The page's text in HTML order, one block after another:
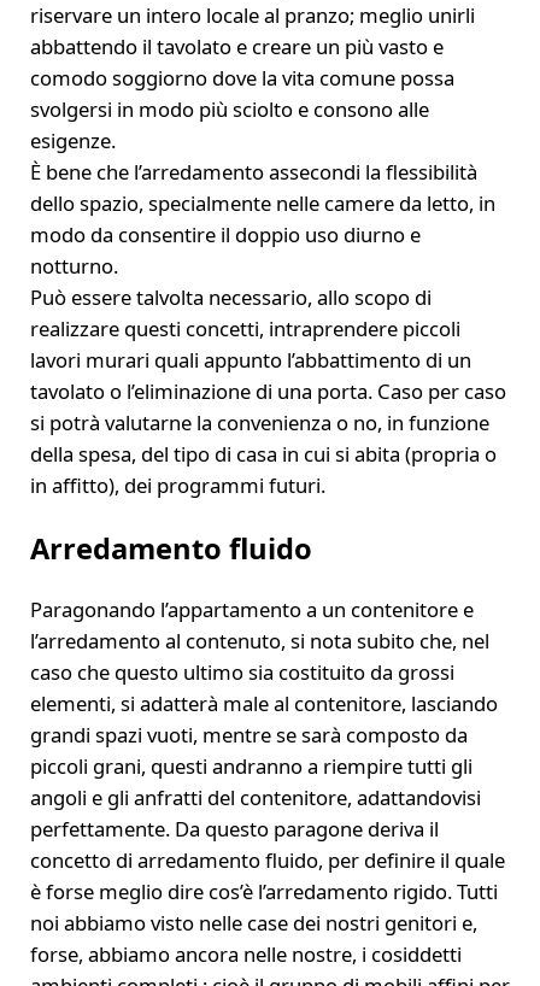
riservare un intero locale al pranzo; meglio unirli
abbattendo il tavolato e creare un più vasto e
comodo soggiorno dove la vita comune possa
svolgersi in modo più sciolto e consono alle
esigenze.
È bene che l’arredamento assecondi la flessibilità
dello spazio, specialmente nelle camere da letto, in
modo da consentire il doppio uso diurno e
notturno.
Può essere talvolta necessario, allo scopo di
realizzare questi concetti, intraprendere piccoli
lavori murari quali appunto l’abbattimento di un
tavolato o l’eliminazione di una porta. Caso per caso
si potrà valutarne la convenienza o no, in funzione
della spesa, del tipo di casa in cui si abita (propria o
in affitto), dei programmi futuri.
Arredamento fluido
Paragonando l’appartamento a un contenitore e
l’arredamento al contenuto, si nota subito che, nel
caso che questo ultimo sia costituito da grossi
elementi, si adatterà male al contenitore, lasciando
grandi spazi vuoti, mentre se sarà composto da
piccoli grani, questi andranno a riempire tutti gli
angoli e gli anfratti del contenitore, adattandovisi
perfettamente. Da questo paragone deriva il
concetto di arredamento fluido, per definire il quale
è forse meglio dire cos’è l’arredamento rigido. Tutti
noi abbiamo visto nelle case dei nostri genitori e,
forse, abbiamo ancora nelle nostre, i cosiddetti